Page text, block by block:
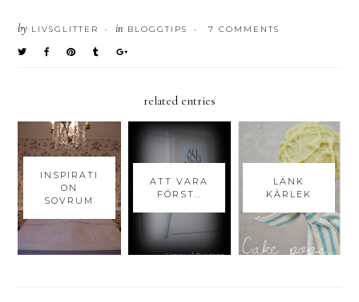
by LIVSGLITTER • in BLOGGTIPS • 7 COMMENTS
related entries
INSPIRATI
ON
SOVRUM
ATT VARA
FÖRST..
LÄNK
KÄRLEK